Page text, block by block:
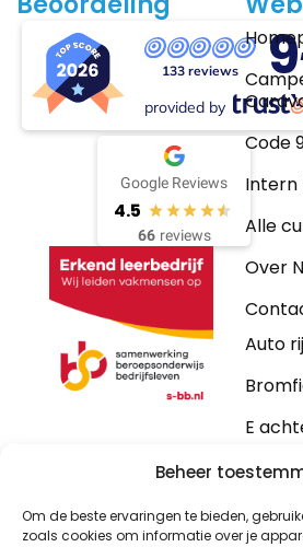
Beheer
Om de beste ervaringen te bieden,
zoals cookies om informatie over je
133 reviews 9
provided by
Google Reviews
4.5
66 reviews
Code
Alle
Over
Auto
E